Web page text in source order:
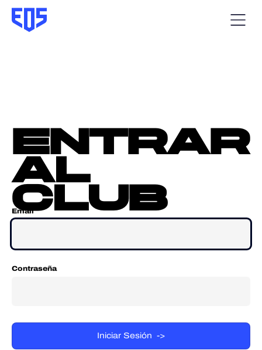
entrar
al
club
Email
Contraseña